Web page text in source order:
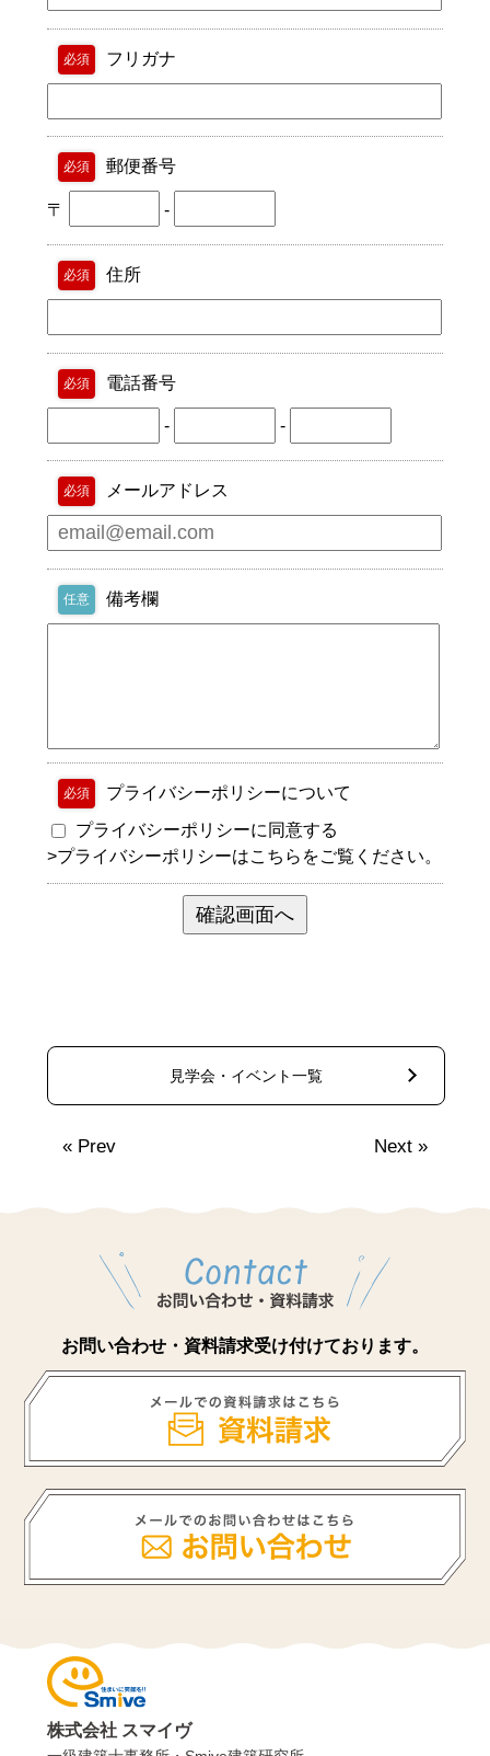
必須 フリガナ
必須 郵便番号
〒 -
必須 住所
必須 電話番号
- -
必須 メールアドレス
任意 備考欄
必須
プライバシーポリシーについて
プライバシーポリシーに同意する
>プライバシーポリシーはこちらをご覧ください。
見学会・イベント一覧
« Prev Next»
お問い合わせ・資料請求受け付けております。
株式会社 スマイヴ